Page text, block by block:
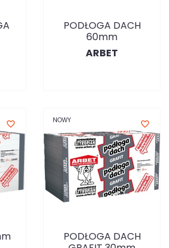
PODŁOGA DACH
60mm
ARBET
favorite_border NOWY favorite_border
PODŁOGA DACH